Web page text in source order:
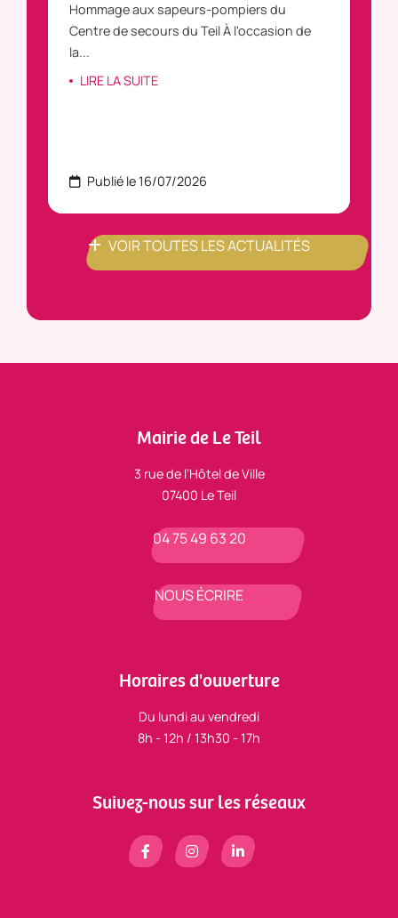
Hommage aux sapeurs-pompiers du
Centre de secours du Teil À l'occasion de
la...
LIRE LA SUITE
Publié le 16/07/2026
VOIR TOUTES LES ACTUALITÉS
Mairie de Le Teil
3 rue de l’Hôtel de Ville
07400 Le Teil
04 75 49 63 20
NOUS ÉCRIRE
Horaires d'ouverture
Du lundi au vendredi
8h - 12h / 13h30 - 17h
Suivez-nous sur les réseaux